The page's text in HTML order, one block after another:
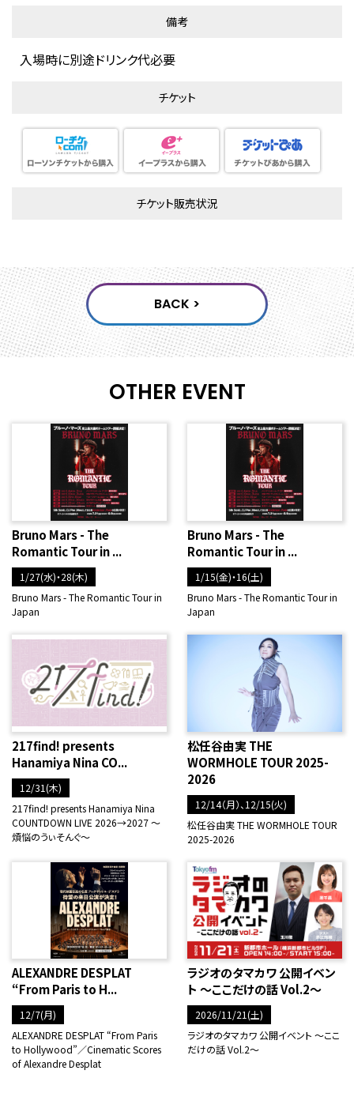
備考
入場時に別途ドリンク代必要
チケット
チケット販売状況
OTHER EVENT
Bruno Mars - The
Romantic Tour in ...
1/27(水)・28(木)
Bruno Mars - The Romantic Tour in
Japan
Bruno Mars - The
Romantic Tour in ...
1/15(金)・16(土)
Bruno Mars - The Romantic Tour in
Japan
217find! presents
Hanamiya Nina CO...
12/31(木)
217find! presents Hanamiya Nina
COUNTDOWN LIVE 2026→2027 ～
煩悩のうぃそんぐ～
松任谷由実 THE
WORMHOLE TOUR 2025-
2026
12/14（月）、12/15(火)
松任谷由実 THE WORMHOLE TOUR
2025-2026
ALEXANDRE DESPLAT
“From Paris to H...
12/7(月)
ALEXANDRE DESPLAT “From Paris
to Hollywood”／Cinematic Scores
of Alexandre Desplat
ラジオのタマカワ 公開イベン
ト ～ここだけの話 Vol.2～
2026/11/21(土)
ラジオのタマカワ 公開イベント ～ここ
だけの話 Vol.2～